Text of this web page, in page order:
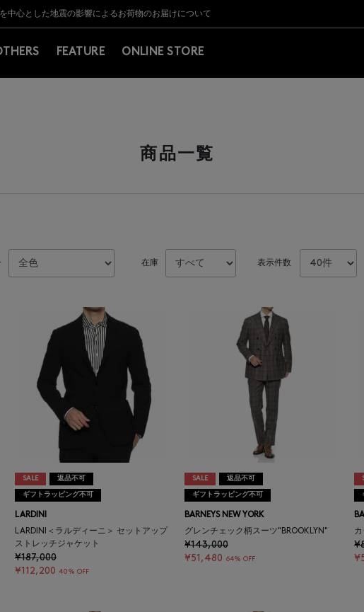
員のお客様は11,000円（税込）以上のお買上げで常時送料無料！お買い物の際は会員登録を！
に伴う返品・交換承り一時停止のお知らせ】（2026.8.5）
中心とした地震の影響によるお荷物のお届けについて
【開催中】SUMMER SALEのご案内・ご注意事項
員のお客様は11,000円（税込）以上のお買上げで常時送料無料！お買い物の際は会員登録を！
に伴う返品・交換承り一時停止のお知らせ】（2026.8.5）
FEATURE ONLINE STORE
商品一覧
在庫 表示件数
SALE 返品不可
ギフトラッピング不可
LARDINI
LARDINI＜ラルディーニ＞ セットアップ
ストレッチジャケット
¥187,000
¥112,200 40% OFF
SALE 返品不可
ギフトラッピング不可
BARNEYS NEW YORK
グレンチェック柄スーツ"BROOKLYN"
¥143,000
¥51,480 64% OFF